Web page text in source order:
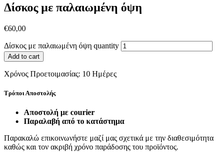
Δίσκος με παλαιωμένη όψη
€60,00
Δίσκος με παλαιωμένη όψη quantity
Add to cart
Χρόνος Προετοιμασίας: 10 Ημέρες
Τρόποι Αποστολής
Αποστολή με courier
Παραλαβή από το κατάστημα
Παρακαλώ επικοινωνήστε μαζί μας σχετικά με την διαθεσιμότητα
καθώς και τον ακριβή χρόνο παράδοσης του προϊόντος.